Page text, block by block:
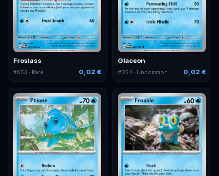
Froslass
#053 · Rare 0,02 €
Glaceon
#054 · Uncommon 0,02 €